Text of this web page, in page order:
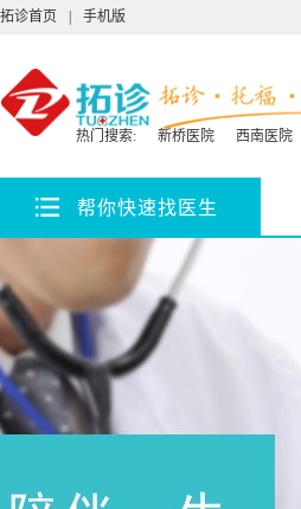
拓诊首页 手机版
热门搜索: 新桥医院 西南医院
帮你快速找医生